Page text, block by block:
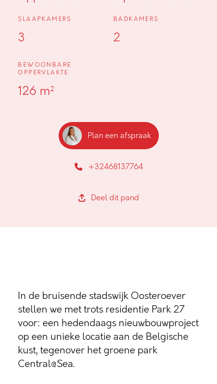
SLAAPKAMERS
3
BADKAMERS
2
BEWOONBARE
OPPERVLAKTE
126 m²
Plan een afspraak
+32468137764
Deel dit pand
In de bruisende stadswijk Oosteroever
stellen we met trots residentie Park 27
voor: een hedendaags nieuwbouwproject
op een unieke locatie aan de Belgische
kust, tegenover het groene park
Central@Sea.